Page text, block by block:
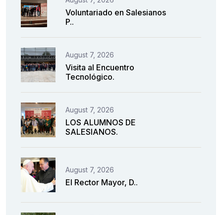
Voluntariado en Salesianos
P..
August 7, 2026
Visita al Encuentro
Tecnológico.
August 7, 2026
LOS ALUMNOS DE
SALESIANOS.
August 7, 2026
El Rector Mayor, D..